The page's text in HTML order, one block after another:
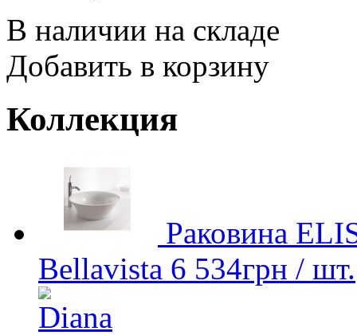
В наличии на складе
Добавить в корзину
Коллекция
Раковина
Bellavista 6 534грн / шт.